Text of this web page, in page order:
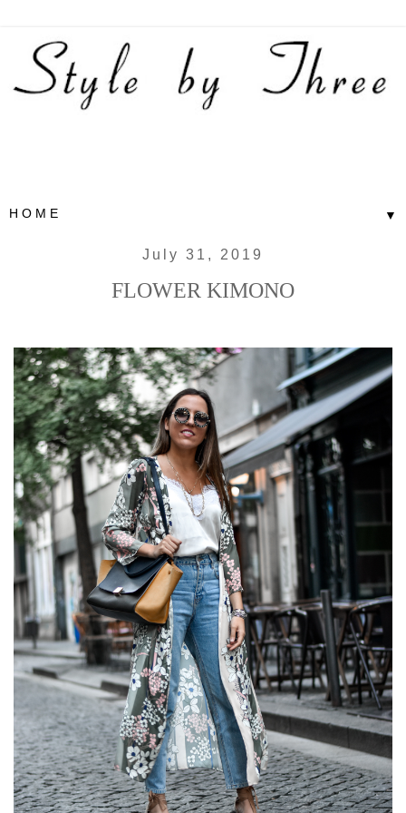
▼
July 31, 2019
FLOWER KIMONO